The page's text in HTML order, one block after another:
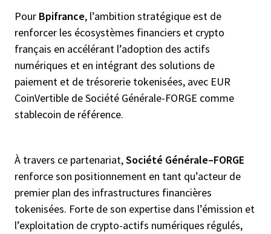
Pour Bpifrance, l’ambition stratégique est de
renforcer les écosystèmes financiers et crypto
français en accélérant l’adoption des actifs
numériques et en intégrant des solutions de
paiement et de trésorerie tokenisées, avec EUR
CoinVertible de Société Générale-FORGE comme
stablecoin de référence.
À travers ce partenariat,Société Générale–FORGE
renforce son positionnement en tant qu’acteur de
premier plan des infrastructures financières
tokenisées. Forte de son expertise dans l’émission et
l’exploitation de crypto-actifs numériques régulés,